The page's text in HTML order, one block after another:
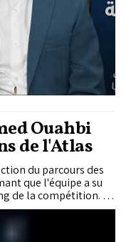
Ouahbi
de l'Atlas
du parcours des
que l'équipe a su
de la compétition. Le
l'élimination
que les